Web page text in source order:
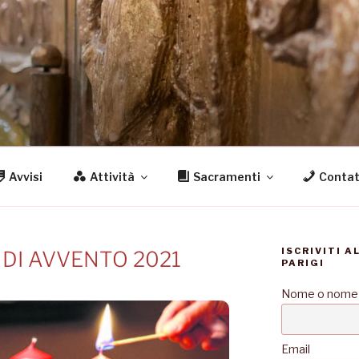
Avvisi Attività Sacramenti
AVVENTO 2021
ISCRIVITI
PARIGI
Nome o
Email